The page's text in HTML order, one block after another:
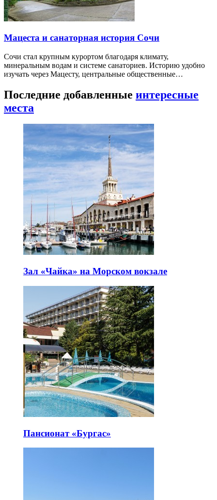
Мацеста и санаторная история Сочи
Сочи стал крупным курортом благодаря климату,
минеральным водам и системе санаториев. Историю удобно
изучать через Мацесту, центральные общественные…
Последние добавленные интересные
места
Зал «Чайка» на Морском вокзале
Пансионат «Бургас»